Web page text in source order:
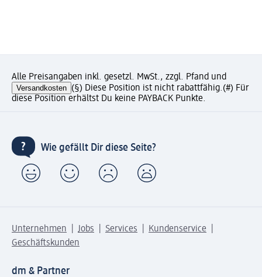
Alle Preisangaben inkl. gesetzl. MwSt., zzgl. Pfand und
Versandkosten (§) Diese Position ist nicht rabattfähig.(#) Für
diese Position erhältst Du keine PAYBACK Punkte.
Wie gefällt Dir diese Seite?
Unternehmen Jobs Services
Kundenservice
Geschäftskunden
dm & Partner